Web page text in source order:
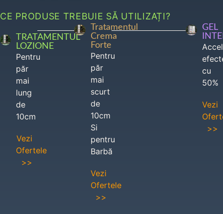
CE PRODUSE TREBUIE SĂ UTILIZAȚI?
TRATAMENTUL
LOZIONE
Pentru
păr
mai
lung
de
10cm
Vezi
Ofertele
>>
Tratamentul
Crema
Forte
Pentru
păr
mai
scurt
de
10cm
Si
pentru
Barbă
Vezi
Ofertele
>>
GEL
cu
50%
Vezi
>>